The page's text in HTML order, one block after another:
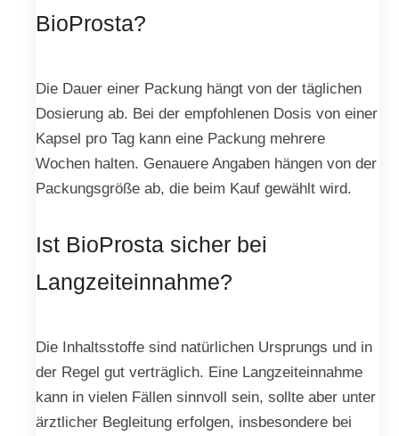
BioProsta?
Die Dauer einer Packung hängt von der täglichen
Dosierung ab. Bei der empfohlenen Dosis von einer
Kapsel pro Tag kann eine Packung mehrere
Wochen halten. Genauere Angaben hängen von der
Packungsgröße ab, die beim Kauf gewählt wird.
Ist BioProsta sicher bei
Langzeiteinnahme?
Die Inhaltsstoffe sind natürlichen Ursprungs und in
der Regel gut verträglich. Eine Langzeiteinnahme
kann in vielen Fällen sinnvoll sein, sollte aber unter
ärztlicher Begleitung erfolgen, insbesondere bei